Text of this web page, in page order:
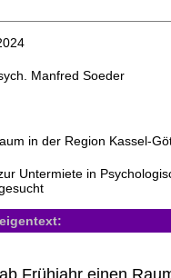
Manfred Soeder
in der Region Kassel-
Untermiete in
Frühjahr einen